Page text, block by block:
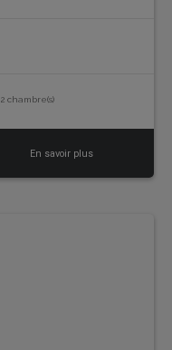
2 chambre(s)
En savoir plus